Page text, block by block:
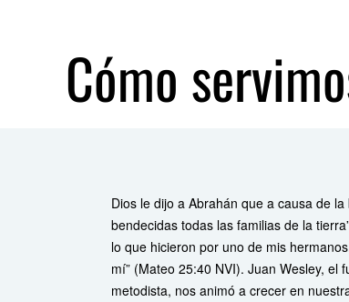
Cómo
Dios le dijo a Abrahán que a causa de
bendecidas todas las familias de la
lo que hicieron por uno de mis
mí” (Mateo 25:40 NVI). Juan Wesley, el
metodista, nos animó a crecer en